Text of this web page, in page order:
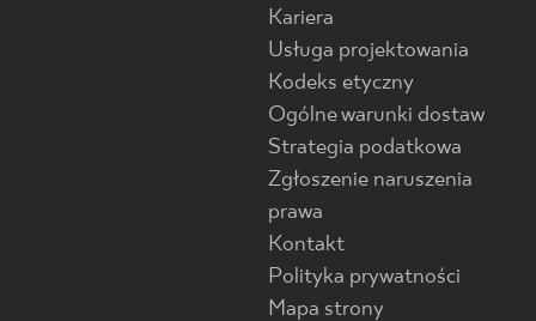
Kariera
Usługa projektowania
Kodeks etyczny
Ogólne warunki dostaw
Strategia podatkowa
Zgłoszenie naruszenia
prawa
Kontakt
Polityka prywatności
Mapa strony